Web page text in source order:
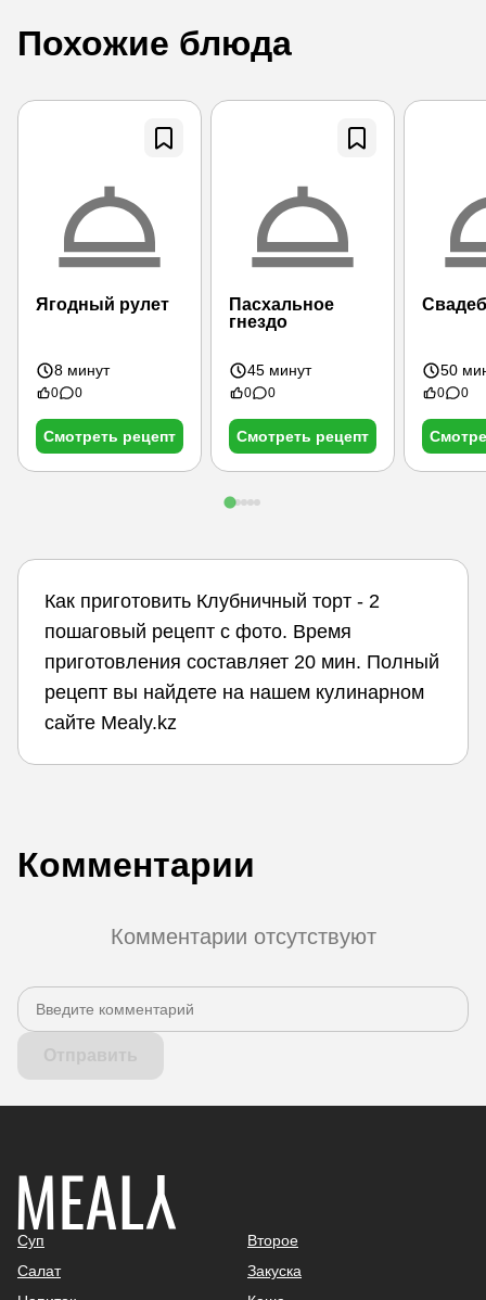
Похожие блюда
Ягодный рулет
8 минут
0 0
Смотреть рецепт
Пасхальное
гнездо
45 минут
0 0
Смотреть рецепт
50
0 0
Как приготовить Клубничный торт - 2
пошаговый рецепт с фото. Время
приготовления составляет 20 мин. Полный
рецепт вы найдете на нашем кулинарном
сайте Mealy.kz
Комментарии
Комментарии отсутствуют
Суп
Второе
Салат
Закуска